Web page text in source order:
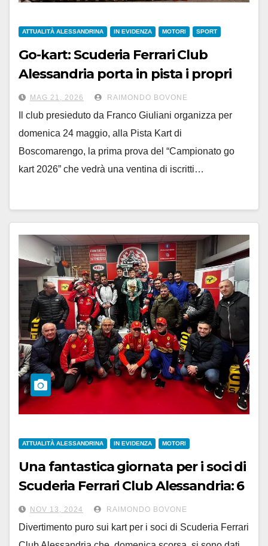
ATTUALITÀ ALESSANDRINA IN EVIDENZA MOTORI SPORT
Go-kart: Scuderia Ferrari Club
Alessandria porta in pista i propri
soci domenica 24 maggio
MAG 21, 2026 RAIMONDO BOVONE
Il club presieduto da Franco Giuliani organizza per
domenica 24 maggio, alla Pista Kart di
Boscomarengo, la prima prova del “Campionato go
kart 2026” che vedrà una ventina di iscritti…
ATTUALITÀ ALESSANDRINA IN EVIDENZA MOTORI
Una fantastica giornata per i soci di
Scuderia Ferrari Club Alessandria: 6
ore sui kart!
NOV 13, 2024 RAIMONDO BOVONE
Divertimento puro sui kart per i soci di Scuderia Ferrari